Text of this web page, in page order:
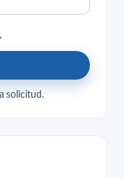
solicitud.